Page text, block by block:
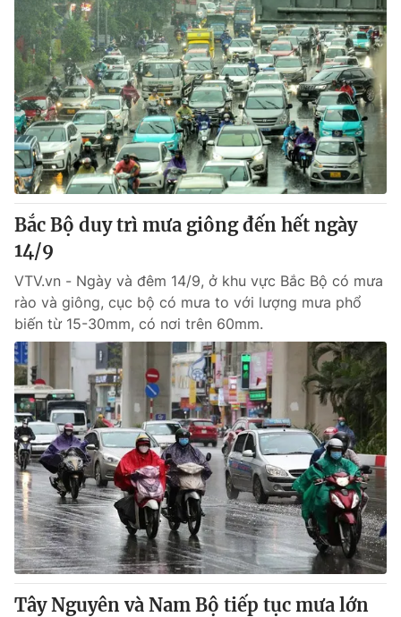
Bắc Bộ duy trì mưa giông đến hết ngày
14/9
VTV.vn - Ngày và đêm 14/9, ở khu vực Bắc Bộ có mưa
rào và giông, cục bộ có mưa to với lượng mưa phổ
biến từ 15-30mm, có nơi trên 60mm.
Tây Nguyên và Nam Bộ tiếp tục mưa lớn